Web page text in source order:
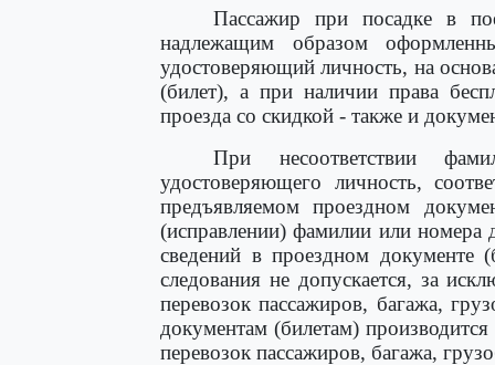
Пассажир при посадке в
надлежащим образом
удостоверяющий личность, на
(билет), а при наличии права
проезда со скидкой - также и
При несоответствии
удостоверяющего личность,
предъявляемом проездном
(исправлении) фамилии или номера
сведений в проездном документе
следования не допускается, за
перевозок пассажиров, багажа,
документам (билетам)
перевозок пассажиров, багажа,